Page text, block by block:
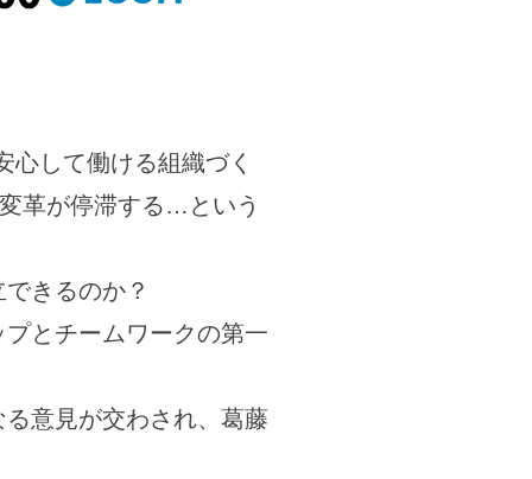
心して働ける組織づく
革が停滞する…という
きるのか？
とチームワークの第一
意見が交わされ、葛藤